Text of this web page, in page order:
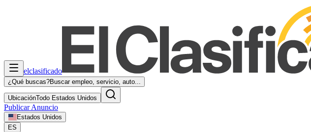
elclasificado
¿Qué buscas?Buscar empleo, servicio, auto...
UbicaciónTodo Estados Unidos
Publicar Anuncio
Estados Unidos
ES